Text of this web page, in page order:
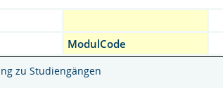
ModulCode
zu Studiengängen